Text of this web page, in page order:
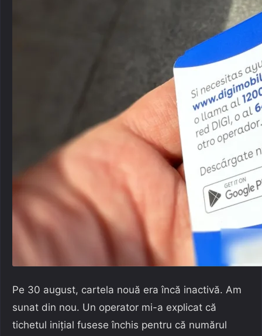
Pe 30 august, cartela nouă era încă inactivă. Am
sunat din nou. Un operator mi-a explicat că
tichetul inițial fusese închis pentru că numărul